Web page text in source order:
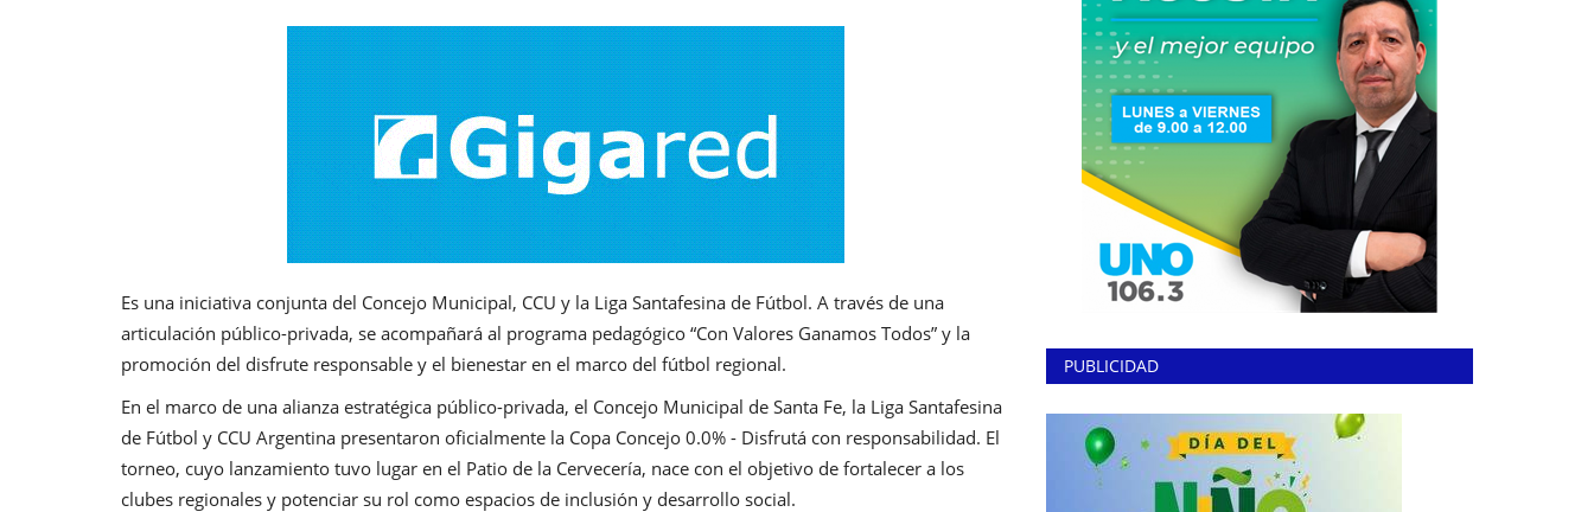
Es una iniciativa conjunta del Concejo Municipal, CCU y la Liga Santafesina de Fútbol. A través de una
articulación público-privada, se acompañará al programa pedagógico “Con Valores Ganamos Todos” y la
promoción del disfrute responsable y el bienestar en el marco del fútbol regional.
En el marco de una alianza estratégica público-privada, el Concejo Municipal de Santa Fe, la Liga Santafesina
de Fútbol y CCU Argentina presentaron oficialmente la Copa Concejo 0.0% - Disfrutá con responsabilidad. El
torneo, cuyo lanzamiento tuvo lugar en el Patio de la Cervecería, nace con el objetivo de fortalecer a los
clubes regionales y potenciar su rol como espacios de inclusión y desarrollo social.
PUBLICIDAD